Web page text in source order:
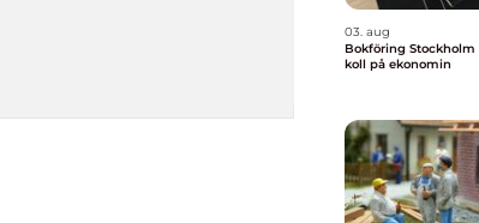
03. aug
Bokföring Stockholm
koll på ekonomin